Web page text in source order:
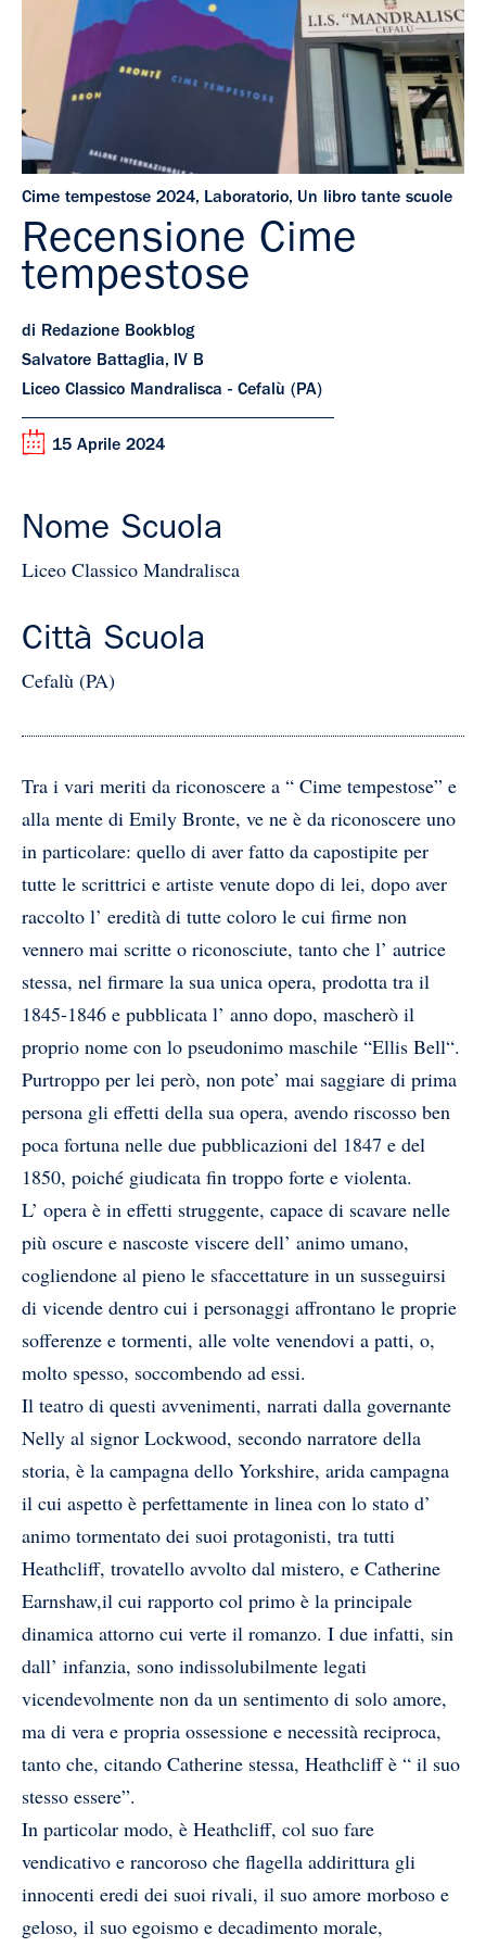
Cime tempestose 2024, Laboratorio, Un libro tante scuole
Recensione Cime
tempestose
di Redazione Bookblog
Salvatore Battaglia, IV B
Liceo Classico Mandralisca - Cefalù (PA)
15 Aprile 2024
Nome Scuola
Liceo Classico Mandralisca
Città Scuola
Cefalù (PA)
Tra i vari meriti da riconoscere a “ Cime tempestose” e
alla mente di Emily Bronte, ve ne è da riconoscere uno
in particolare: quello di aver fatto da capostipite per
tutte le scrittrici e artiste venute dopo di lei, dopo aver
raccolto l’ eredità di tutte coloro le cui firme non
vennero mai scritte o riconosciute, tanto che l’ autrice
stessa, nel firmare la sua unica opera, prodotta tra il
1845-1846 e pubblicata l’ anno dopo, mascherò il
proprio nome con lo pseudonimo maschile “Ellis Bell“.
Purtroppo per lei però, non pote’ mai saggiare di prima
persona gli effetti della sua opera, avendo riscosso ben
poca fortuna nelle due pubblicazioni del 1847 e del
1850, poiché giudicata fin troppo forte e violenta.
L’ opera è in effetti struggente, capace di scavare nelle
più oscure e nascoste viscere dell’ animo umano,
cogliendone al pieno le sfaccettature in un susseguirsi
di vicende dentro cui i personaggi affrontano le proprie
sofferenze e tormenti, alle volte venendovi a patti, o,
molto spesso, soccombendo ad essi.
Il teatro di questi avvenimenti, narrati dalla governante
Nelly al signor Lockwood, secondo narratore della
storia, è la campagna dello Yorkshire, arida campagna
il cui aspetto è perfettamente in linea con lo stato d’
animo tormentato dei suoi protagonisti, tra tutti
Heathcliff, trovatello avvolto dal mistero, e Catherine
Earnshaw,il cui rapporto col primo è la principale
dinamica attorno cui verte il romanzo. I due infatti, sin
dall’ infanzia, sono indissolubilmente legati
vicendevolmente non da un sentimento di solo amore,
ma di vera e propria ossessione e necessità reciproca,
tanto che, citando Catherine stessa, Heathcliff è “ il suo
stesso essere”.
In particolar modo, è Heathcliff, col suo fare
vendicativo e rancoroso che flagella addirittura gli
innocenti eredi dei suoi rivali, il suo amore morboso e
geloso, il suo egoismo e decadimento morale,